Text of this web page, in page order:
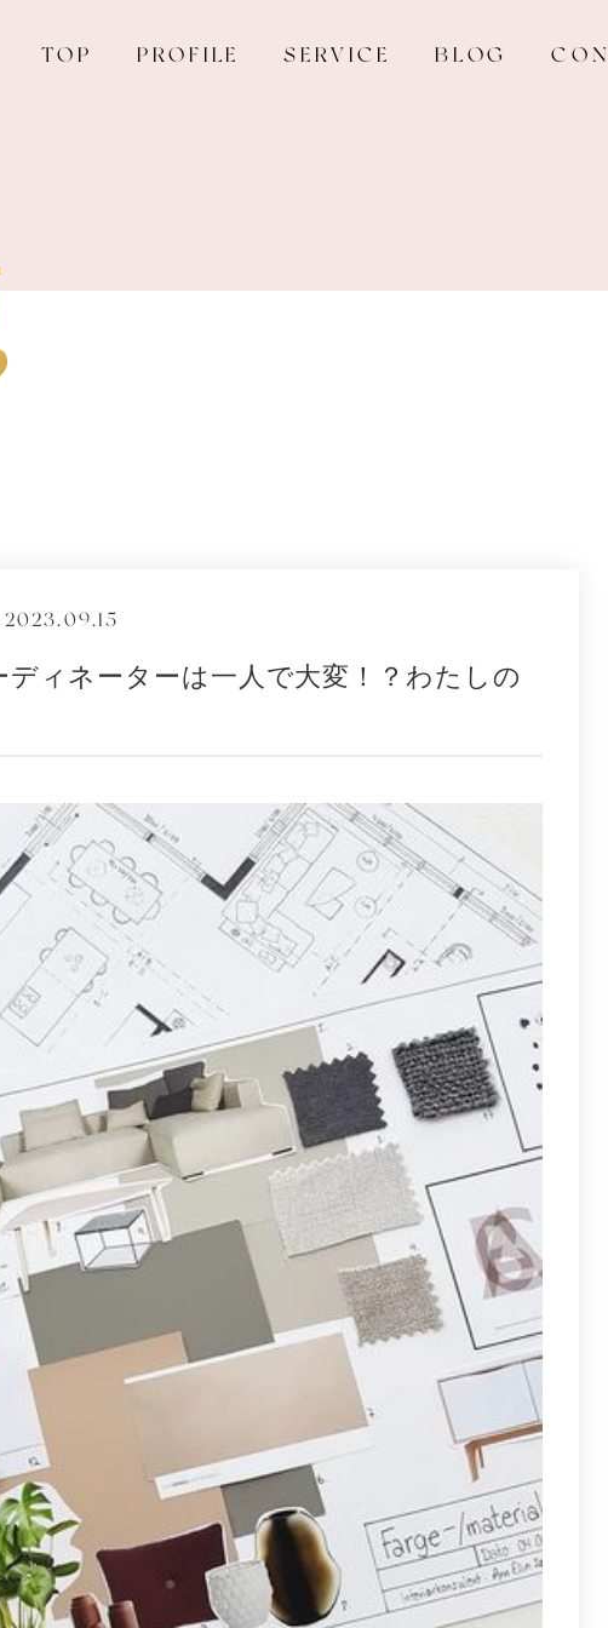
TOP PROFILE SERVICE BLOG
2023.09.15
ィネーターは一人で大変！？わたしの